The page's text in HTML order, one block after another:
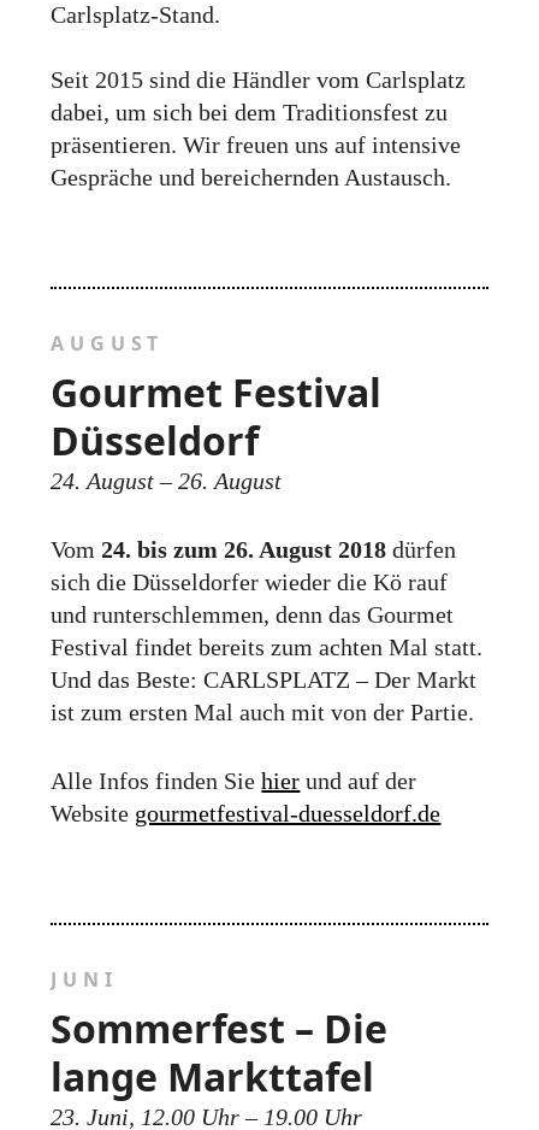
Carlsplatz-Stand.
Seit 2015 sind die Händler vom Carlsplatz
dabei, um sich bei dem Traditions­fest zu
präsentieren. Wir freuen uns auf intensive
Gespräche und bereichern­den Aus­tausch.
AUGUST
Gourmet Festival
Düsseldorf
24. August – 26. August
Vom24. bis zum 26. August 2018 dürfen
sich die Düsseldorfer wieder die Kö rauf
und runterschlemmen, denn das Gourmet
Festival findet bereits zum achten Mal statt.
Und das Beste: CARLSPLATZ – Der Markt
ist zum ersten Mal auch mit von der Partie.
Alle Infos finden Siehier und auf der
Website gourmetfestival-duesseldorf.de
JUNI
Sommerfest – Die
lange Markttafel
23. Juni, 12.00 Uhr – 19.00 Uhr